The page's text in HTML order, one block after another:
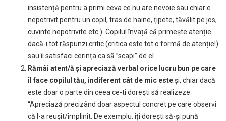
insistență pentru a primi ceva ce nu are nevoie sau chiar e
nepotrivit pentru un copil, tras de haine, țipete, tăvălit pe jos,
cuvinte nepotrivite etc.). Copilul învață că primește atenție
dacă-i tot răspunzi critic (critica este tot o formă de atenție!)
sau îi satisfaci cerința ca să ”scapi” de el.
Rămâi atent/ă și apreciază verbal orice lucru bun pe care
îl face copilul tău, indiferent cât de mic esteși, chiar dacă
este doar o parte din ceea ce-ti dorești să realizeze.
“Apreciază precizând doar aspectul concret pe care observi
că l-a reușit/împlinit. De exemplu: îți dorești să-și pună